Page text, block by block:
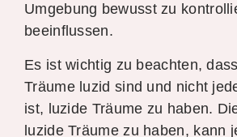
Umgebung bewusst zu
beeinflussen.
Es ist wichtig zu beachten,
Träume luzid sind und nicht
ist, luzide Träume zu haben.
luzide Träume zu haben, kann